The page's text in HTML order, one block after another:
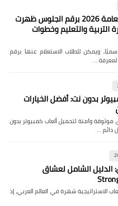
نتيجة الثانوية العامة 2026 برقم الجلوس ظهرت
التربية والتعليم وخطوات
نتيجة الثانوية العامة 2026 رسميًا، ويمكن للطلاب الاستعلام عنها برقم
لمعرفة …
بدون نت: أفضل الخيارات
وآمنة لتحميل ألعاب كمبيوتر بدون
دائم …
الدليل الشامل لعشاق
الاستراتيجية شهرة في العالم العربي، إذ